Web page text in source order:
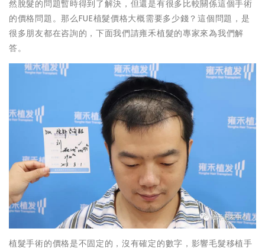
然脫髮的問題暫時得到了解決，但還是有很多比較關係這個手術
的價格問題。那么FUE植髮價格大概需要多少錢？這個問題，是
很多朋友都在咨詢的，下面我們請雍禾植髮的專家來為我們解
答。
植髮手術的價格是不固定的，沒有確定的數字，影響毛髮移植手